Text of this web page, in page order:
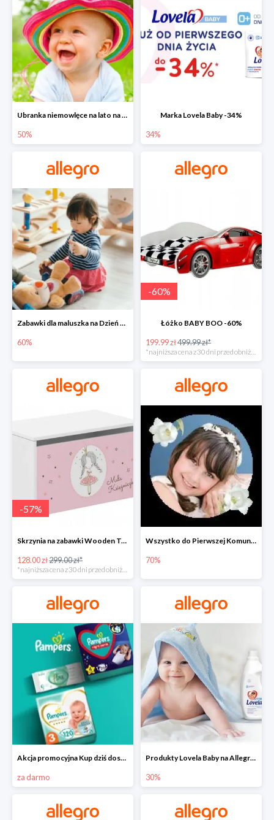
Ubranka niemowlęce na lato na Allegro do -50%
50%
Marka Lovela Baby -34%
34%
Zabawki dla maluszka na Dzień Dziecka na Allegro do -60%
60%
-60%
Łóżko BABY BOO -60%
199.99 zł499.99 zł*
*najniższa cena z 30 dni przed obniżką
-57%
Skrzynia na zabawki Wooden Toys -57%
128.00 zł299.00 zł*
Wszystko do Pierwszej Komunii na Allegro do -70%
70%
Akcja promocyjna Kup dziś dostawa jutro
za darmo
Produkty Lovela Baby na Allegro do -30%
30%